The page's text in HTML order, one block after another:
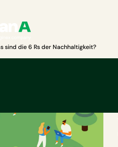
sind die 6 Rs der Nachhaltigkeit?